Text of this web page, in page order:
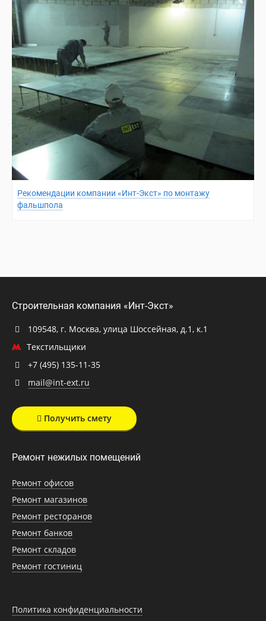
Рекомендации компании «Инт-Экст» по монтажу
фальшпола
Строительная компания «Инт-Экст»
109548, г. Москва, улица Шоссейная, д.1, к.1
Текстильщики
+7 (495) 135-11-35
mail@int-ext.ru
Получить смету
Ремонт нежилых помещений
Ремонт офисов
Ремонт магазинов
Ремонт ресторанов
Ремонт банков
Ремонт складов
Ремонт гостиниц
Политика конфиденциальности